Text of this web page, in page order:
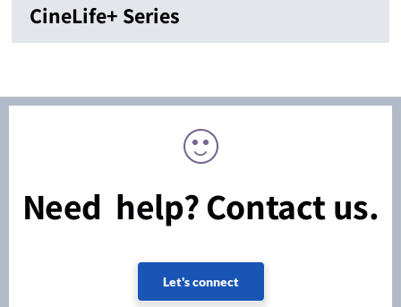
CineLife+ Series
Need help? Contact us.
Let's connect